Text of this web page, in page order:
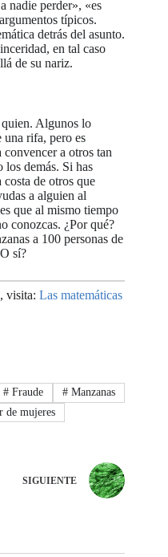
nadie perder», «es
típicos.
detrás del asunto.
en tal caso
de su nariz.
quien. Algunos lo
rifa, pero es
a otros tan
los demás. Si has
de otros que
a alguien al
que al mismo tiempo
conozcas. ¿Por qué?
a 100 personas de
sí?
visita: Las matemáticas
# Fraude # Manzanas
de mujeres
SIGUIENTE